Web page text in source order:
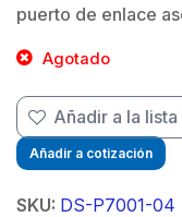
puerto de enlace
Agotado
Añadir a la
Añadir a cotización
SKU: DS-P7001-04